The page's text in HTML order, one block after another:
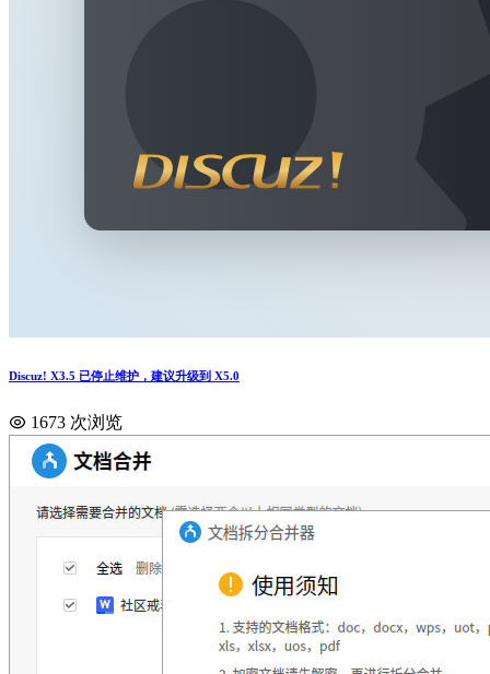
Discuz! X3.5 已停止维护，建议升级到 X5.0
1673 次浏览